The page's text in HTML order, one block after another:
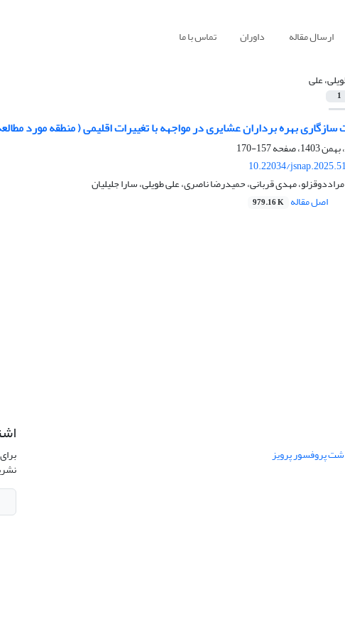
ارسال مقاله داوران تماس با ما
علی
1
بهره برداران عشایری در مواجهه با تغییرات اقلیمی ( منطقه مورد
157-170
10.22034/
مهدی قربانی، حمیدرضا ناصری، علی طویلی، سارا جلیلیان
اصل مقاله 979.16 K
پروفسور پرویز